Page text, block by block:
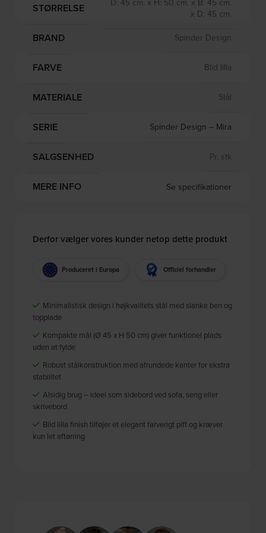
STØRRELSE
x D: 45 cm.
BRAND Spinder Design
FARVE Blid lilla
MATERIALE Stål
SERIE Spinder Design – Mira
SALGSENHED Pr. stk
MERE INFO Se specifikationer
Derfor vælger vores kunder netop dette produkt
Produceret i Europa Officiel forhandler
Minimalistisk design i højkvalitets stål med slanke ben og
topplade
Kompakte mål (Ø 45 x H 50 cm) giver funktionel plads
uden at fylde
Robust stålkonstruktion med afrundede kanter for ekstra
stabilitet
Alsidig brug – ideel som sidebord ved sofa, seng eller
skrivebord
Blid lilla finish tilføjer et elegant farverigt pift og kræver
kun let aftørring